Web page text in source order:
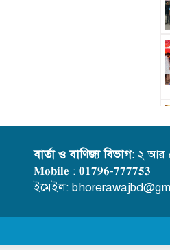
বার্তা ও বাণিজ্য বিভাগ: ২ আর
𝐌𝐨𝐛𝐢𝐥𝐞 : 𝟎𝟏𝟕𝟗𝟔-𝟕𝟕𝟕𝟕𝟓𝟑
ইমেইল: